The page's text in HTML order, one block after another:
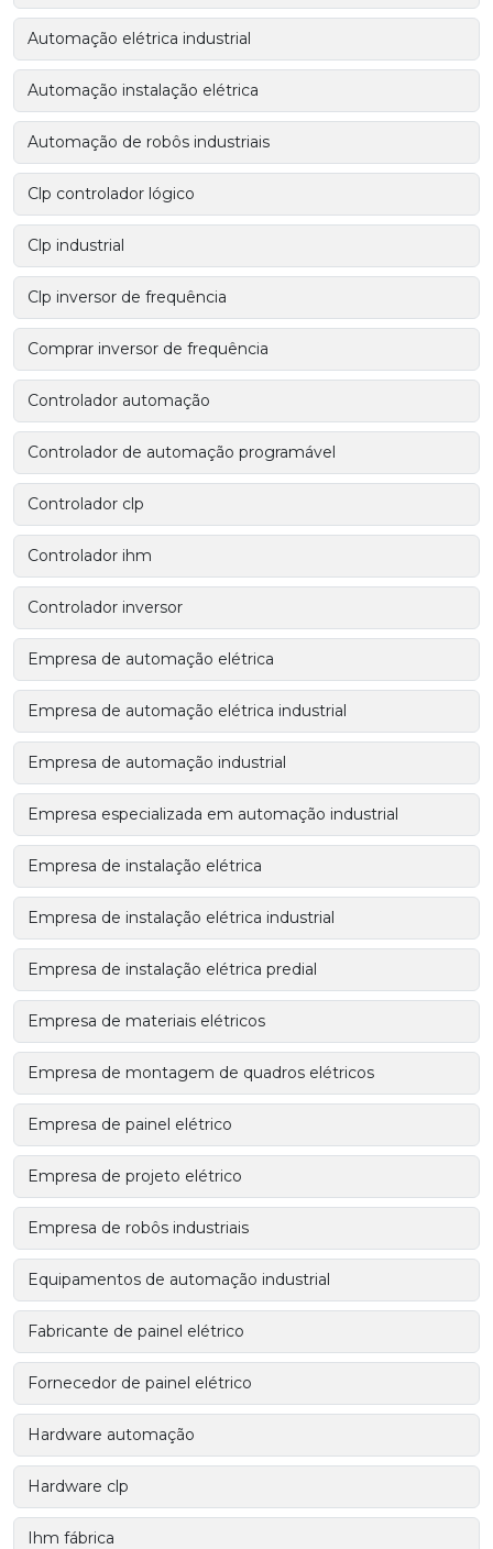
Automação elétrica industrial
Automação instalação elétrica
Automação de robôs industriais
Clp controlador lógico
Clp industrial
Clp inversor de frequência
Comprar inversor de frequência
Controlador automação
Controlador de automação programável
Controlador clp
Controlador ihm
Controlador inversor
Empresa de automação elétrica
Empresa de automação elétrica industrial
Empresa de automação industrial
Empresa especializada em automação industrial
Empresa de instalação elétrica
Empresa de instalação elétrica industrial
Empresa de instalação elétrica predial
Empresa de materiais elétricos
Empresa de montagem de quadros elétricos
Empresa de painel elétrico
Empresa de projeto elétrico
Empresa de robôs industriais
Equipamentos de automação industrial
Fabricante de painel elétrico
Fornecedor de painel elétrico
Hardware automação
Hardware clp
Ihm fábrica